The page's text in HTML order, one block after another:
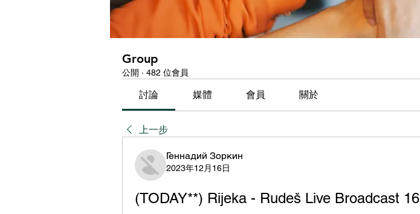
Group
公開 · 482 位會員
討論 媒體 會員 關於
上一步
Геннадий Зоркин
2023年12月16日
(TODAY**) Rijeka - Rudeš Live Broadcast 16